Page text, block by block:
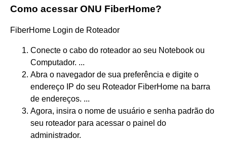
Como acessar ONU FiberHome?
FiberHome Login de Roteador
Conecte o cabo do roteador ao seu Notebook ou
Computador. ...
Abra o navegador de sua preferência e digite o
endereço IP do seu Roteador FiberHome na barra
de endereços. ...
Agora, insira o nome de usuário e senha padrão do
seu roteador para acessar o painel do
administrador.